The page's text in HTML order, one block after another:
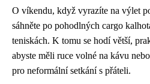
O víkendu, když vyrazíte na výlet
sáhněte po pohodlných cargo
teniskách. K tomu se hodí větší,
abyste měli ruce volné na kávu
pro neformální setkání s přáteli.